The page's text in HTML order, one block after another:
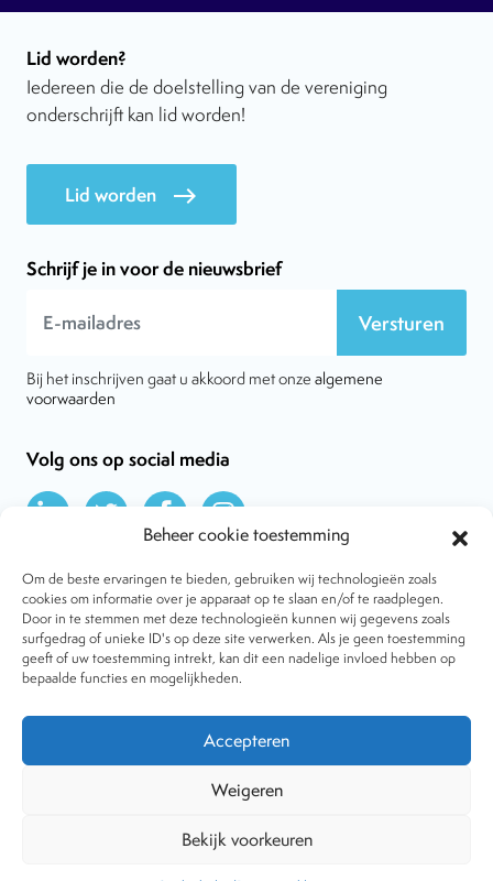
Beheer cookie toestemming
Om de beste ervaringen te bieden, gebruiken wij technologieën zoals
cookies om informatie over je apparaat op te slaan en/of te raadplegen.
Door in te stemmen met deze technologieën kunnen wij gegevens zoals
surfgedrag of unieke ID's op deze site verwerken. Als je geen toestemming
geeft of uw toestemming intrekt, kan dit een nadelige invloed hebben op
bepaalde functies en mogelijkheden.
Accepteren
Weigeren
Bekijk voorkeuren
Lid worden?
Iedereen die de doelstelling van de vereniging
onderschrijft kan lid worden!
Lid worden east
Schrijf je in voor de nieuwsbrief
Versturen
Bij het inschrijven gaat u akkoord met onze algemene
voorwaarden
Volg ons op social media
Over VtdK
Contact
Nieuws
Behandelwijzen
Dossiers
Tijdschrift
Copyright © 2001-2026 Vereniging tegen de Kwakzalverij. Alle